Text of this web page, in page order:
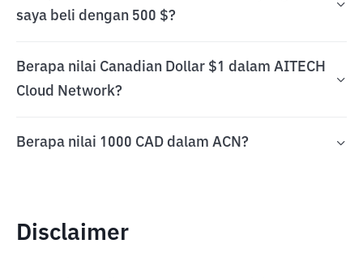
saya beli dengan 500 $?
Berapa nilai Canadian Dollar $1 dalam AITECH
Cloud Network?
Berapa nilai 1000 CAD dalam ACN?
Disclaimer